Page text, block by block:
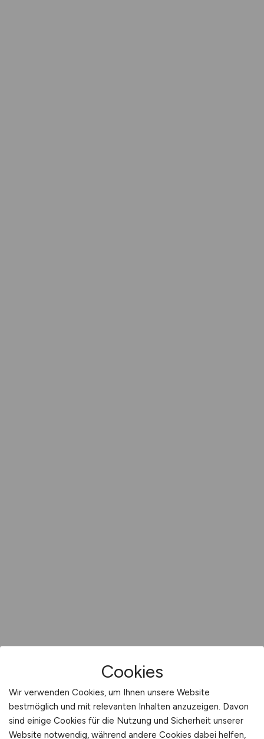
Cookies
Wir verwenden Cookies, um Ihnen unsere Website
bestmöglich und mit relevanten Inhalten anzuzeigen. Davon
sind einige Cookies für die Nutzung und Sicherheit unserer
Website notwendig, während andere Cookies dabei helfen,